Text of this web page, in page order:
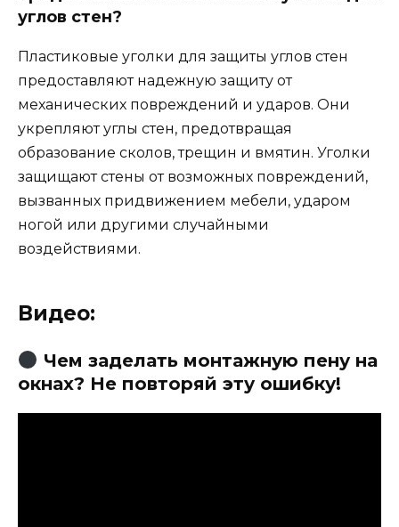
углов стен?
Пластиковые уголки для защиты углов стен
предоставляют надежную защиту от
механических повреждений и ударов. Они
укрепляют углы стен, предотвращая
образование сколов, трещин и вмятин. Уголки
защищают стены от возможных повреждений,
вызванных придвижением мебели, ударом
ногой или другими случайными
воздействиями.
Видео:
Чем заделать монтажную пену на
окнах? Не повторяй эту ошибку!